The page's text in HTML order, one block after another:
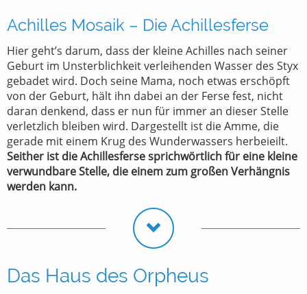
Achilles Mosaik – Die Achillesferse
Hier geht’s darum, dass der kleine Achilles nach seiner
Geburt im Unsterblichkeit verleihenden Wasser des Styx
gebadet wird. Doch seine Mama, noch etwas erschöpft
von der Geburt, hält ihn dabei an der Ferse fest, nicht
daran denkend, dass er nun für immer an dieser Stelle
verletzlich bleiben wird. Dargestellt ist die Amme, die
gerade mit einem Krug des Wunderwassers herbeieilt.
Seither ist die Achillesferse sprichwörtlich für eine kleine
verwundbare Stelle, die einem zum großen Verhängnis
werden kann.
Das Haus des Orpheus